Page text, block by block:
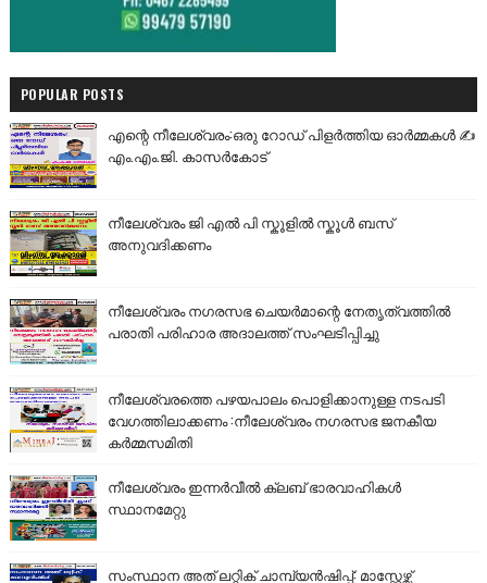
POPULAR POSTS
എന്റെ നീലേശ്വരം:ഒരു റോഡ് പിളർത്തിയ ഓർമ്മകൾ ✍️
എം.എം.ജി. കാസർകോട്
നീലേശ്വരം ജി എൽ പി സ്കൂളിൽ സ്കൂൾ ബസ്
അനുവദിക്കണം
നീലേശ്വരം നഗരസഭ ചെയർമാന്റെ നേതൃത്വത്തിൽ
പരാതി പരിഹാര അദാലത്ത് സംഘടിപ്പിച്ചു
നീലേശ്വരത്തെ പഴയപാലം പൊളിക്കാനുള്ള നടപടി
വേഗത്തിലാക്കണം :നീലേശ്വരം നഗരസഭ ജനകീയ
കർമ്മസമിതി
നീലേശ്വരം ഇന്നർവീൽ ക്ലബ് ഭാരവാഹികൾ
സ്ഥാനമേറ്റു
സംസ്ഥാന അത് ലറ്റിക് ചാമ്പ്യൻഷിപ്പ്: മാസ്റ്റേഴ്സ്